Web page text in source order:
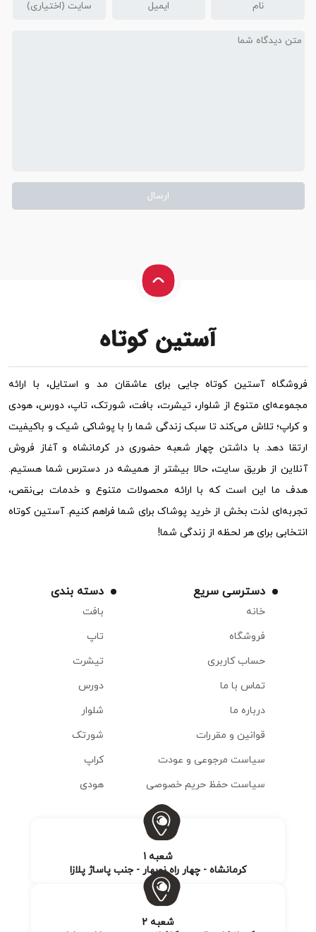
فروشگاه آستین کوتاه جایی برای عاشقان مد و استایل، با ارائه
مجموعه‌ای متنوع از شلوار، تیشرت، بافت، شورتک، تاپ، دورس، هودی
و کراپ؛ تلاش می‌کند تا سبک زندگی شما را با پوشاکی شیک و باکیفیت
ارتقا دهد. با داشتن چهار شعبه حضوری در کرمانشاه و آغاز فروش
آنلاین از طریق سایت، حالا بیشتر از همیشه در دسترس شما هستیم.
هدف ما این است که با ارائه محصولات متنوع و خدمات بی‌نقص،
تجربه‌ای لذت بخش از خرید پوشاک برای شما فراهم کنیم. آستین کوتاه
انتخابی برای هر لحظه از زندگی شما!
دسترسی سریع
خانه
فروشگاه
حساب کاربری
تماس با ما
درباره ما
قوانین و مقررات
سیاست مرجوعی و عودت
سیاست حفظ حریم خصوصی
دسته بندی
بافت
تاپ
تیشرت
دورس
شلوار
شورتک
کراپ
هودی
شعبه 1
کرمانشاه - چهار راه نوبهار - جنب پاساژ پلازا
شعبه 2